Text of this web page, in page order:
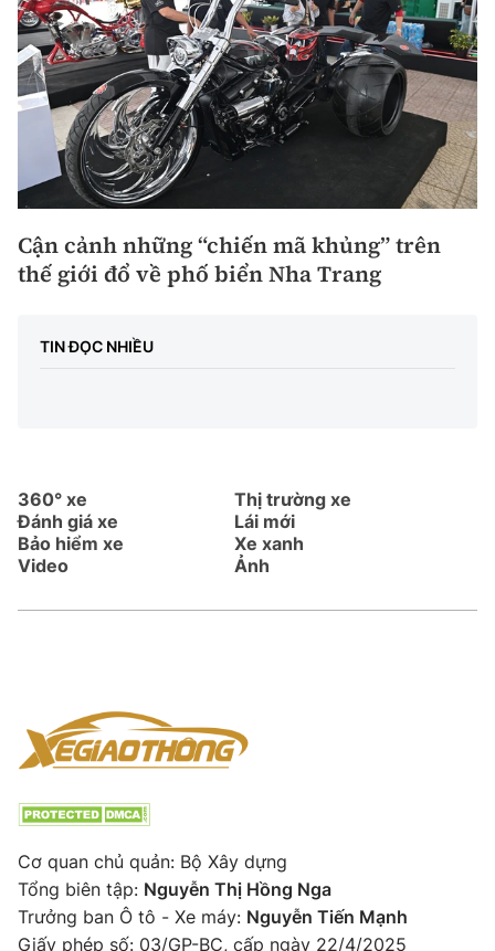
Cận cảnh những “chiến mã khủng” trên
thế giới đổ về phố biển Nha Trang
TIN ĐỌC NHIỀU
360° xe
Thị trường xe
Đánh giá xe
Lái mới
Bảo hiểm xe
Xe xanh
Video
Ảnh
Cơ quan chủ quản: Bộ Xây dựng
Tổng biên tập: Nguyễn Thị Hồng Nga
Trưởng ban Ô tô - Xe máy: Nguyễn Tiến Mạnh
Giấy phép số: 03/GP-BC, cấp ngày 22/4/2025